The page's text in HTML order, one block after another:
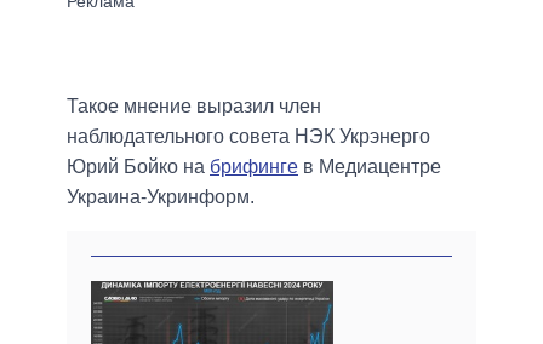
Такое мнение выразил член
наблюдательного совета НЭК Укрэнерго
Юрий Бойко на брифинге в Медиацентре
Украина-Укринформ.